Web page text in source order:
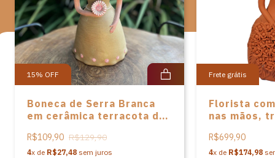
Medidas: A- 31cm L- 16cm P-19cm Peso: 2.480 gramas
15% OFF
Boneca de Serra Branca
em cerâmica terracota de
R$109,90 R$129,90
4x de R$27,48 sem juros
Frete grátis
Florista
nas mãos,
Joaquim de
R$699,90
4x de R$174,98